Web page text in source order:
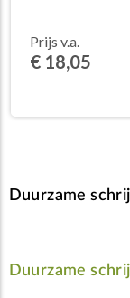
Prijs v.a.
€ 18,05
Duurzame
Duurzame